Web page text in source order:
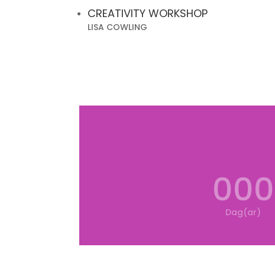
CREATIVITY WORKSHOP
LISA COWLING
000
Dag(ar)